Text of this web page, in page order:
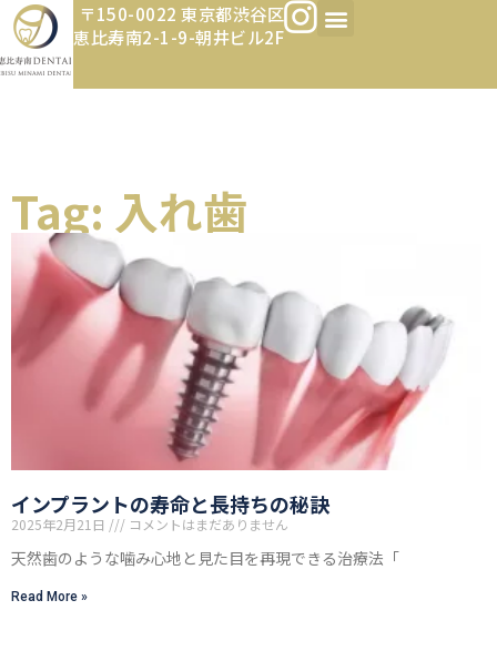
〒150-0022 東京都渋谷区
恵比寿南2-1-9-朝井ビル2F
Tag: 入れ歯
インプラントの寿命と長持ちの秘訣
2025年2月21日 コメントはまだありません
天然歯のような噛み心地と見た目を再現できる治療法「
Read More »